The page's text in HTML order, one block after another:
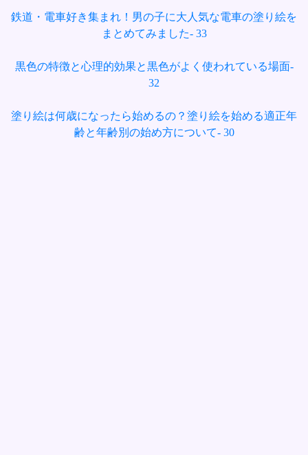
鉄道・電車好き集まれ！男の子に大人気な電車の塗り絵を
まとめてみました- 33
黒色の特徴と心理的効果と黒色がよく使われている場面-
32
塗り絵は何歳になったら始めるの？塗り絵を始める適正年
齢と年齢別の始め方について- 30